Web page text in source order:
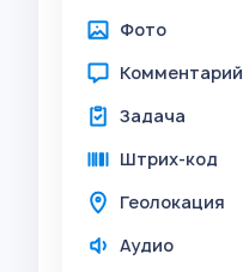
Фото
Комментарий
Задача
Штрих-код
Геолокация
Аудио